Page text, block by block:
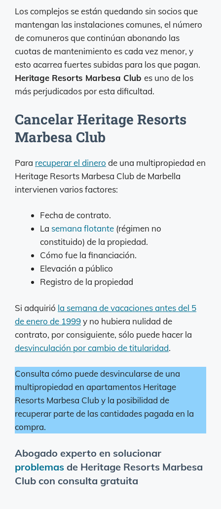
Los complejos se están quedando sin socios que
mantengan las instalaciones comunes, el número
de comuneros que continúan abonando las
cuotas de mantenimiento es cada vez menor, y
esto acarrea fuertes subidas para los que pagan.
Heritage Resorts Marbesa Club es uno de los
más perjudicados por esta dificultad.
Cancelar Heritage Resorts
Marbesa Club
Para recuperar el dinero de una multipropiedad en
Heritage Resorts Marbesa Club de Marbella
intervienen varios factores:
Fecha de contrato.
La semana flotante (régimen no
constituido) de la propiedad.
Cómo fue la financiación.
Elevación a público
Registro de la propiedad
Si adquirió la semana de vacaciones antes del 5
de enero de 1999y no hubiera nulidad de
contrato, por consiguiente, sólo puede hacer la
desvinculación por cambio de titularidad.
Consulta cómo puede desvincularse de una
multipropiedad en apartamentos Heritage
Resorts Marbesa Club y la posibilidad de
recuperar parte de las cantidades pagada en la
compra.
Abogado experto en solucionar
problemas de Heritage Resorts Marbesa
Club con consulta gratuita